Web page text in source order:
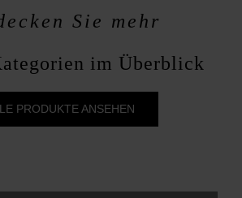
Sie mehr
im Überblick
PRODUKTE ANSEHEN